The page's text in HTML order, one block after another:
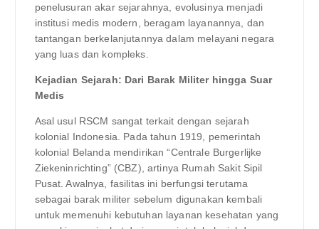
penelusuran akar sejarahnya, evolusinya menjadi
institusi medis modern, beragam layanannya, dan
tantangan berkelanjutannya dalam melayani negara
yang luas dan kompleks.
Kejadian Sejarah: Dari Barak Militer hingga Suar
Medis
Asal usul RSCM sangat terkait dengan sejarah
kolonial Indonesia. Pada tahun 1919, pemerintah
kolonial Belanda mendirikan “Centrale Burgerlijke
Ziekeninrichting” (CBZ), artinya Rumah Sakit Sipil
Pusat. Awalnya, fasilitas ini berfungsi terutama
sebagai barak militer sebelum digunakan kembali
untuk memenuhi kebutuhan layanan kesehatan yang